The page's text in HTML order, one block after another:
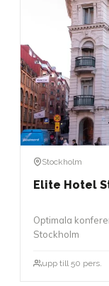
Stockholm
Elite Hotel
Optimala
Stockholm
upp till 50 pers.